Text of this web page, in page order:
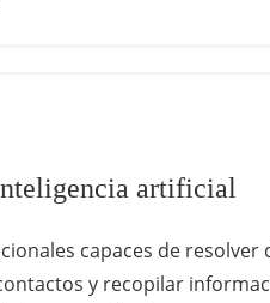
artificial
capaces de resolver
y recopilar